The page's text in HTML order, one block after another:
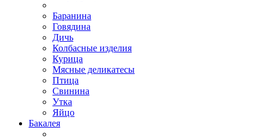
Баранина
Говядина
Дичь
Колбасные изделия
Курица
Мясные деликатесы
Птица
Свинина
Утка
Яйцо
Бакалея